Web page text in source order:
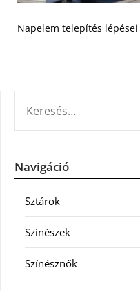
Napelem telepítés lépései
Navigáció
Sztárok
Színészek
Színésznők